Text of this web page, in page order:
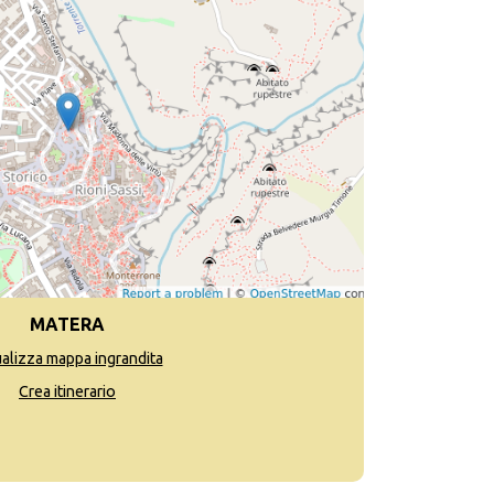
MATERA
mappa ingrandita
Crea itinerario